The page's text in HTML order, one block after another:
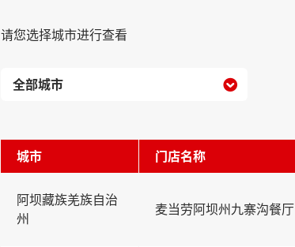
请您选择城市进行查看

城市 门店名称
阿坝藏族羌族自治
州
麦当劳阿坝州九寨沟餐厅